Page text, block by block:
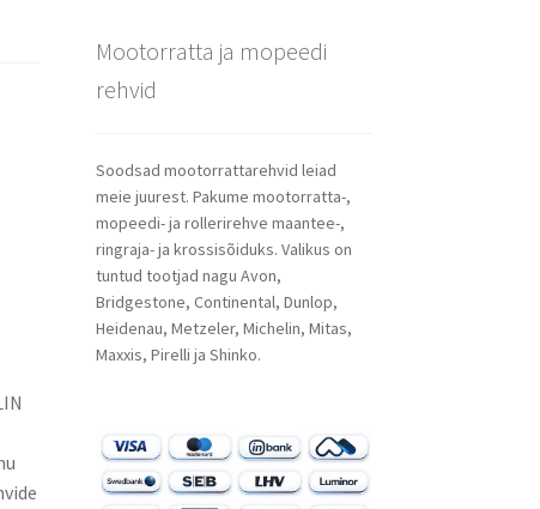
Mootorratta ja mopeedi
rehvid
Soodsad mootorrattarehvid leiad
meie juurest. Pakume mootorratta-,
mopeedi- ja rollerirehve maantee-,
ringraja- ja krossisõiduks. Valikus on
tuntud tootjad nagu Avon,
Bridgestone, Continental, Dunlop,
Heidenau, Metzeler, Michelin, Mitas,
Maxxis, Pirelli ja Shinko.